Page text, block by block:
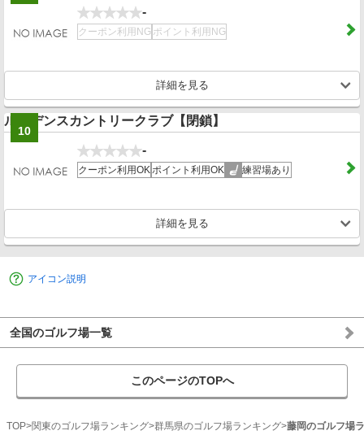
-
クーポン利用NG ポイント利用NG
詳細を見る
10
ルーデンスカントリークラブ【閉鎖】
-
クーポン利用OKポイント利用OK 練習場あり
詳細を見る
アイコン説明
全国のゴルフ場一覧
このページのTOPへ
TOP 関東のゴルフ場ランキング 群馬県のゴルフ場ランキング 藤岡のゴルフ場